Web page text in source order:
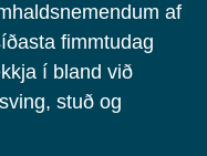
af
fimmtudag
í bland við
stuð og